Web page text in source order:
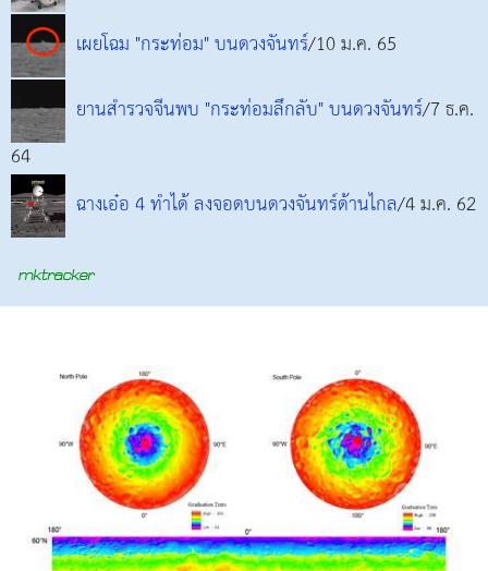
เผยโฉม "กระท่อม" บนดวงจันทร์/10 ม.ค. 65
ยานสำรวจจีนพบ "กระท่อมลึกลับ" บนดวงจันทร์/7 ธ.ค.
64
ฉางเอ๋อ 4 ทำได้ ลงจอดบนดวงจันทร์ด้านไกล/4 ม.ค. 62